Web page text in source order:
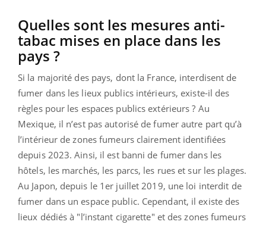
Quelles sont les mesures anti-
tabac mises en place dans les
pays ?
Si la majorité des pays, dont la France, interdisent de
fumer dans les lieux publics intérieurs, existe-il des
règles pour les espaces publics extérieurs ? Au
Mexique, il n’est pas autorisé de fumer autre part qu’à
l’intérieur de zones fumeurs clairement identifiées
depuis 2023. Ainsi, il est banni de fumer dans les
hôtels, les marchés, les parcs, les rues et sur les plages.
Au Japon, depuis le 1er juillet 2019, une loi interdit de
fumer dans un espace public. Cependant, il existe des
lieux dédiés à "l’instant cigarette" et des zones fumeurs